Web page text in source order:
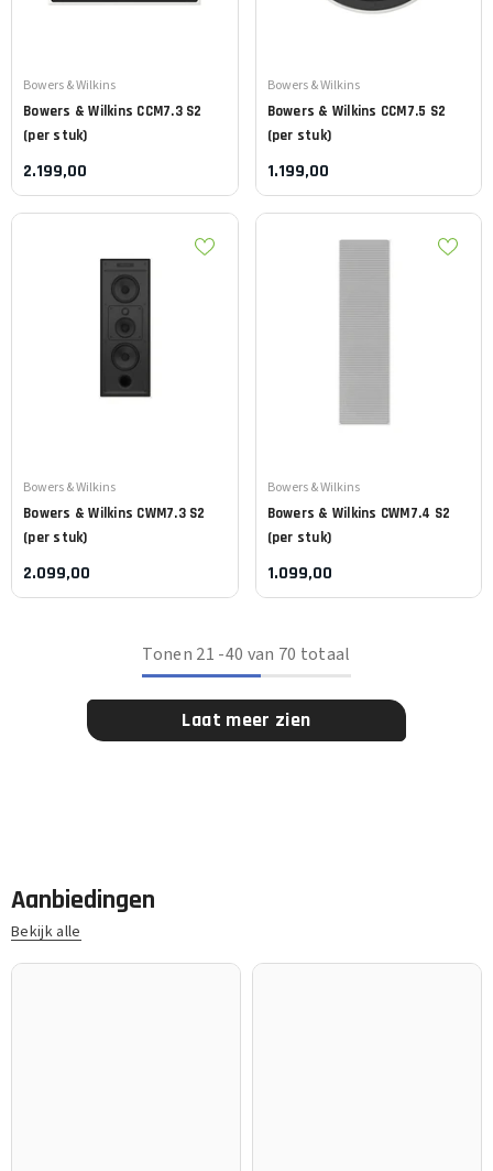
Leverancier:
Bowers & Wilkins
Bowers & Wilkins CCM7.3 S2
(per stuk)
2.199,00
Leverancier:
Bowers & Wilkins
Bowers & Wilkins CCM7.5 S2
(per stuk)
1.199,00
Leverancier:
Bowers & Wilkins
Bowers & Wilkins CWM7.3 S2
(per stuk)
2.099,00
Leverancier:
Bowers & Wilkins
Bowers & Wilkins CWM7.4 S2
(per stuk)
1.099,00
Tonen 21 -40 van 70 totaal
Laat meer zien
Aanbiedingen
Bekijk alle